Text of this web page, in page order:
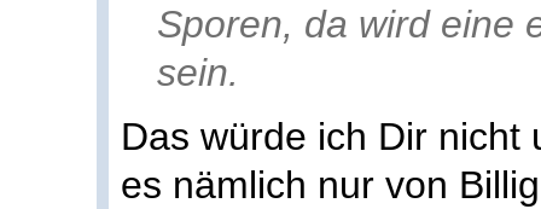
Sporen, da wird eine
sein.
Das würde ich Dir nicht
es nämlich nur von